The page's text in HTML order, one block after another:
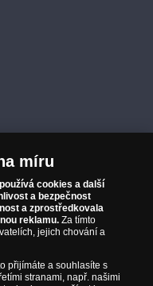
míru
používá cookies a další
a bezpečnost
a zprostředkovala
reklamu. Za tímto
jejich chování a
přijímáte a souhlasíte s
stranami, např. našimi